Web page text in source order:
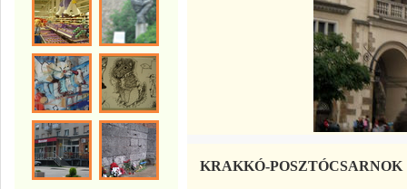
KRAKKÓ-POSZTÓCSARNOK